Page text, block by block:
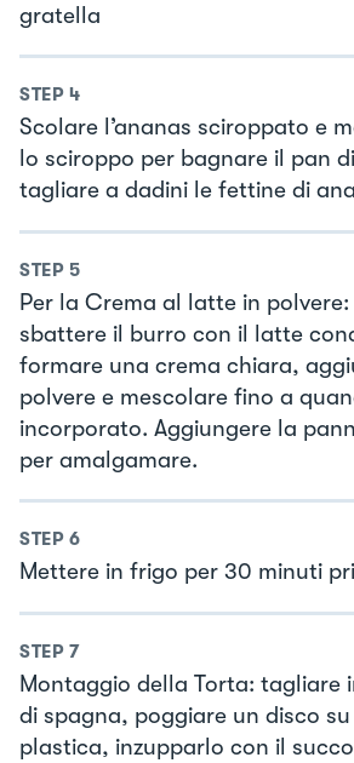
gratella
STEP 4
Scolare l’ananas sciroppato e
lo sciroppo per bagnare il pan
tagliare a dadini le fettine di
STEP 5
Per la Crema al latte in
sbattere il burro con il latte
formare una crema chiara,
polvere e mescolare fino a
incorporato. Aggiungere la
per amalgamare.
STEP 6
Mettere in frigo per 30 minuti
STEP 7
Montaggio della Torta: tagliare
di spagna, poggiare un disco
plastica, inzupparlo con il